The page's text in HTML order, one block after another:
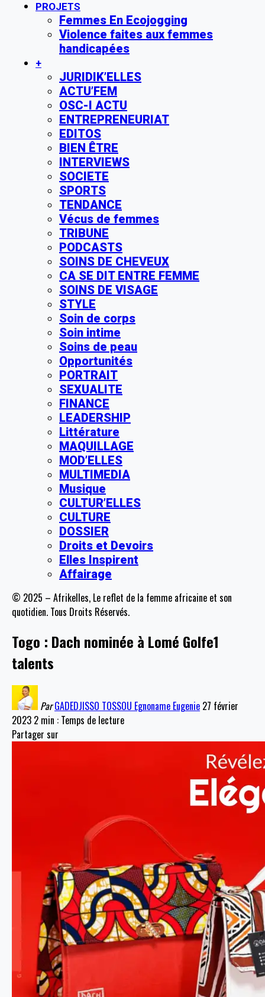
PROJETS
Femmes En Ecojogging
Violence faites aux femmes
handicapées
+
JURIDIK’ELLES
ACTU’FEM
OSC-I ACTU
ENTREPRENEURIAT
EDITOS
BIEN ÊTRE
INTERVIEWS
SOCIETE
SPORTS
TENDANCE
Vécus de femmes
TRIBUNE
PODCASTS
SOINS DE CHEVEUX
CA SE DIT ENTRE FEMME
SOINS DE VISAGE
STYLE
Soin de corps
Soin intime
Soins de peau
Opportunités
PORTRAIT
SEXUALITE
FINANCE
LEADERSHIP
Littérature
MAQUILLAGE
MOD’ELLES
MULTIMEDIA
Musique
CULTUR’ELLES
CULTURE
DOSSIER
Droits et Devoirs
Elles Inspirent
Affairage
© 2025 – Afrikelles, Le reflet de la femme africaine et son
quotidien. Tous Droits Réservés.
Togo : Dach nominée à Lomé Golfe1
talents
Par GADEDJISSO TOSSOU Egnoname Eugenie 27 février
2023 2 min : Temps de lecture
Partager sur